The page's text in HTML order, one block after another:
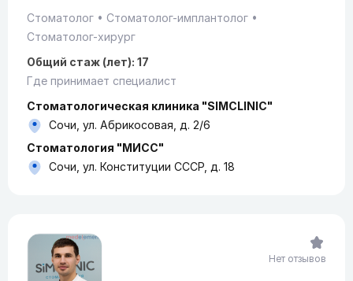
Стоматолог
Стоматолог-имплантолог
Стоматолог-хирург
Общий стаж (лет): 17
Где принимает специалист
Стоматологическая клиника "SIMCLINIC"
Сочи, ул. Абрикосовая, д. 2/6
Стоматология "МИСС"
Сочи, ул. Конституции СССР, д. 18
Нет отзывов